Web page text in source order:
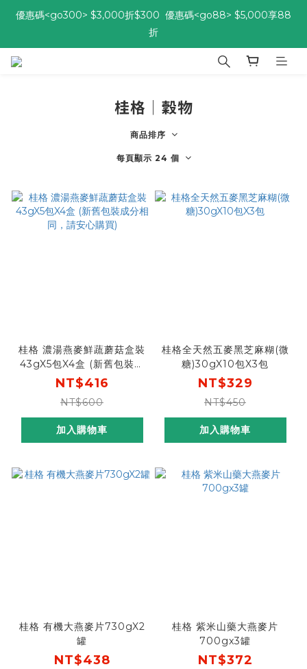
優惠碼<go300> $3,000折$300  優惠碼<go88> $5,000享88
折
優惠碼<go300> $3,000折$300  優惠碼<go88> $5,000享88
折
[自由配每期都85折!] 免綁約! 選擇多、任搭任選，立即了解活動>>
優惠碼<go300> $3,000折$300  優惠碼<go88> $5,000享88
折
桂格│穀物
商品排序
每頁顯示 24 個
桂格 濃湯燕麥鮮蔬蘑菇盒裝
43gX5包X4盒 (新舊包裝成
分相同，請安心購買)
NT$416
NT$600
加入購物車
桂格全天然五麥黑芝麻糊(微
糖)30gX10包X3包
NT$329
NT$450
加入購物車
桂格 有機大燕麥片730gX2
罐
NT$438
桂格 紫米山藥大燕麥片
700gx3罐
NT$372